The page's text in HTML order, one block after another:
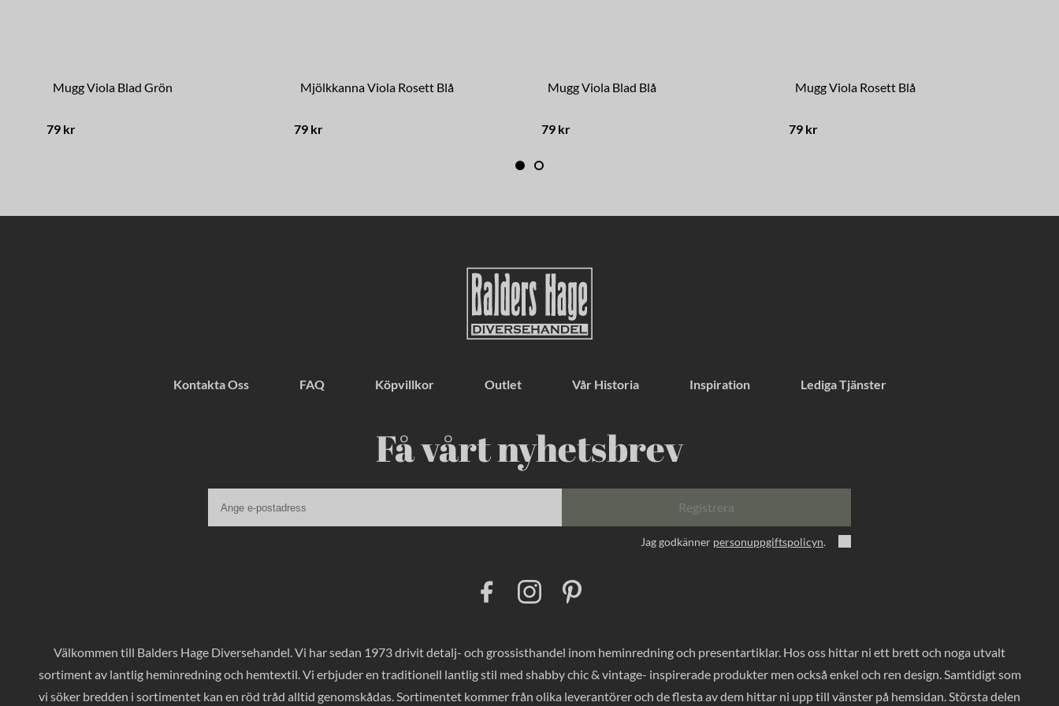
Mugg Viola Blad Grön
79 kr
Mjölkkanna Viola Rosett Blå
79 kr
Mugg Viola Blad Blå
79 kr
Mugg Viola Rosett Blå
79 kr
Kontakta Oss FAQ Köpvillkor Outlet Vår Historia Inspiration Lediga Tjänster
Få vårt nyhetsbrev
Registrera
Jag godkänner personuppgiftspolicyn.
o
o
k
I
n
g
r
a
r
e
s
Välkommen till Balders Hage Diversehandel. Vi har sedan 1973 drivit detalj- och grossisthandel inom heminredning och presentartiklar. Hos oss hittar ni ett brett och noga utvalt
sortiment av lantlig heminredning och hemtextil. Vi erbjuder en traditionell lantlig stil med shabby chic & vintage- inspirerade produkter men också enkel och ren design. Samtidigt som
vi söker bredden i sortimentet kan en röd tråd alltid genomskådas. Sortimentet kommer från olika leverantörer och de flesta av dem hittar ni upp till vänster på hemsidan. Största delen